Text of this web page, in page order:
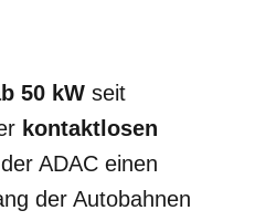
50 kW seit
kontaktlosen
ADAC einen
der Autobahnen